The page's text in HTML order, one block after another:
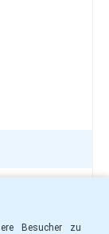
Besucher zu